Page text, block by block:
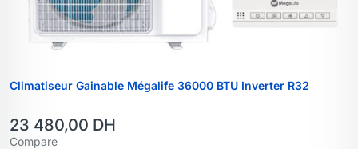
Climatiseur Gainable Mégalife 36000 BTU Inverter R32
23 480,00 DH
Compare